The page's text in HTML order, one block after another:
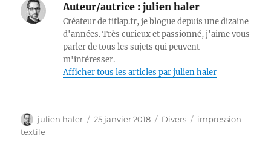
Auteur/autrice : julien haler
Créateur de titlap.fr, je blogue depuis une dizaine
d'années. Très curieux et passionné, j'aime vous
parler de tous les sujets qui peuvent
m'intéresser.
Afficher tous les articles par julien haler
Auteur
julien haler
Publié
25 janvier 2018 Catégories
Divers Étiquettes
impression
textile